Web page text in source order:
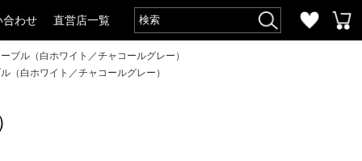
合わせ 直営店一覧
ブル（白ホワイト／チャコールグレー）
（白ホワイト／チャコールグレー）